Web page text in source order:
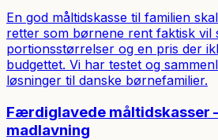
En god måltidskasse til familien
retter som børnene rent faktisk vil
portionsstørrelser og en pris der
budgettet. Vi har testet og
løsninger til danske børnefamilier.
Færdiglavede måltidskasser
madlavning